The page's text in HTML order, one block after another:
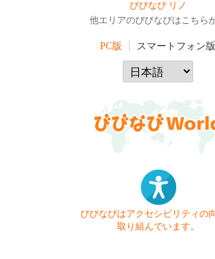
びびなび リノ
他エリアのびびなびはこちら
PC版 スマートフォン版
びびなびはアクセシビリティの
取り組んでいます。